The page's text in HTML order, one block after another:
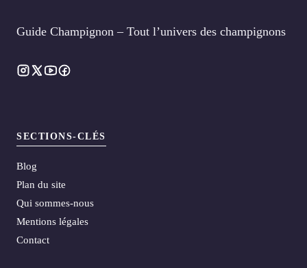
Guide Champignon – Tout l’univers des champignons
SECTIONS-CLÉS
Blog
Plan du site
Qui sommes-nous
Mentions légales
Contact